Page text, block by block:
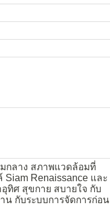
กลาง สภาพแวดล้อมที่
Renaissance และ
ทิศ สุขกาย สบายใจ กับ
น กับระบบการจัดการก่อน